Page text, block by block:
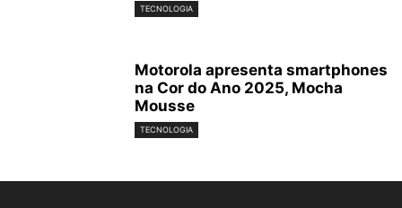
TECNOLOGIA
Motorola apresenta smartphones
na Cor do Ano 2025, Mocha
Mousse
TECNOLOGIA